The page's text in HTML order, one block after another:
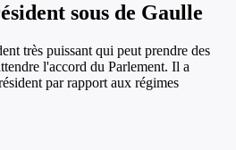
sous de Gaulle
très puissant qui peut prendre des
l'accord du Parlement. Il a
par rapport aux régimes